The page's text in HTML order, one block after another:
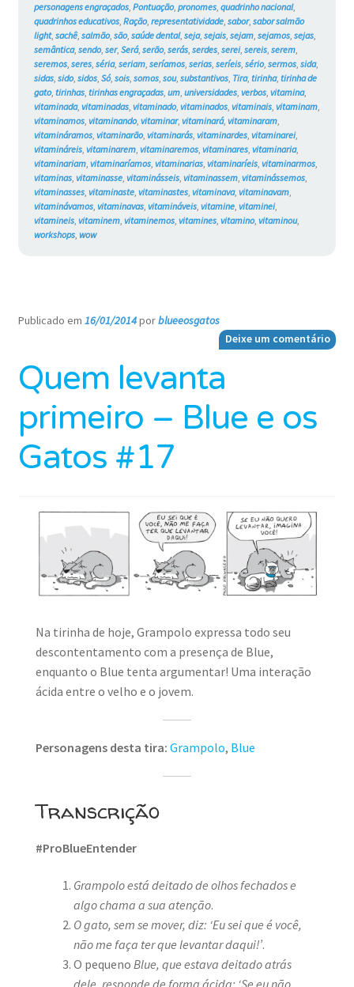
personagens engraçados, Pontuação, pronomes, quadrinho nacional,
quadrinhos educativos, Ração, representatividade, sabor, sabor salmão
light, sachê, salmão, são, saúde dental, seja, sejais, sejam, sejamos, sejas,
semântica, sendo, ser, Será, serão, serás, serdes, serei, sereis, serem,
seremos, seres, séria, seriam, seríamos, serias, seríeis, sério, sermos, sida,
sidas, sido, sidos, Só, sois, somos, sou, substantivos, Tira, tirinha, tirinha de
gato, tirinhas, tirinhas engraçadas, um, universidades, verbos, vitamina,
vitaminada, vitaminadas, vitaminado, vitaminados, vitaminais, vitaminam,
vitaminamos, vitaminando, vitaminar, vitaminará, vitaminaram,
vitamináramos, vitaminarão, vitaminarás, vitaminardes, vitaminarei,
vitamináreis, vitaminarem, vitaminaremos, vitaminares, vitaminaria,
vitaminariam, vitaminaríamos, vitaminarias, vitaminaríeis, vitaminarmos,
vitaminas, vitaminasse, vitaminásseis, vitaminassem, vitaminássemos,
vitaminasses, vitaminaste, vitaminastes, vitaminava, vitaminavam,
vitaminávamos, vitaminavas, vitamináveis, vitamine, vitaminei,
vitamineis, vitaminem, vitaminemos, vitamines, vitamino, vitaminou,
workshops, wow
Publicado em 16/01/2014porblueeosgatos
Deixe um comentário
Quem levanta
primeiro – Blue e os
Gatos #17
Na tirinha de hoje, Grampolo expressa todo seu
descontentamento com a presença de Blue,
enquanto o Blue tenta argumentar! Uma interação
ácida entre o velho e o jovem.
Personagens desta tira: Grampolo, Blue
Transcrição
#ProBlueEntender
Grampolo está deitado de olhos fechados e
algo chama a sua atenção.
O gato, sem se mover, diz: ‘Eu sei que é você,
não me faça ter que levantar daqui!’.
O pequeno Blue, que estava deitado atrás